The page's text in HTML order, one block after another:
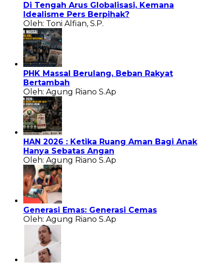
Di Tengah Arus Globalisasi, Kemana
Idealisme Pers Berpihak?
Oleh: Toni Alfian, S.P.
PHK Massal Berulang, Beban Rakyat
Bertambah
Oleh: Agung Riano S.Ap
HAN 2026 : Ketika Ruang Aman Bagi Anak
Hanya Sebatas Angan
Oleh: Agung Riano S.Ap
Generasi Emas: Generasi Cemas
Oleh: Agung Riano S.Ap